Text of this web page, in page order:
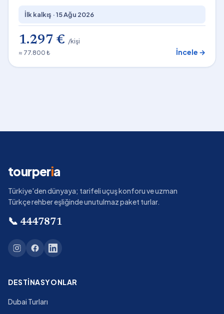
İlk kalkış ·15 Ağu 2026
1.297 € /kişi
≈ 77.800 ₺
İncele →
tourperia
Türkiye'den dünyaya; tarifeli uçuş konforu ve uzman
Türkçe rehber eşliğinde unutulmaz paket turlar.
📞 4447871
DESTINASYONLAR
Dubai Turları